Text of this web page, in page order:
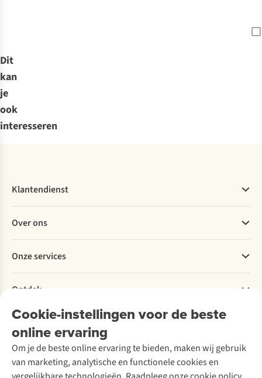
Dit
kan
je
ook
interesseren
Cookie-instellingen voor de beste
online ervaring
Om je de beste online ervaring te bieden, maken wij gebruik
van marketing, analytische en functionele cookies en
Klantendienst
Bestellen
Betalen
Levering
Retourneren
Bestelling herroepen
Garantie
Contact
Over ons
Explore More
Verantwoord ondernemen
Over Ayacucho
Onze winkels
Over A.S.Adventure
Toegankelijkheidsverklaring
Onze services
Ski-onderhoud
Wasservice
Schoenonderhoud
Schoenherstelling
Kledingherstelling
Ontdek
A.S.Magazine
Podcast
Explore Academy
Explore Camp
Gear Check
Meld je aan voor de nieuwsbrief